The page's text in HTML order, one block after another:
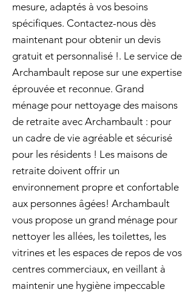
mesure, adaptés à vos besoins
spécifiques. Contactez-nous dès
maintenant pour obtenir un devis
gratuit et personnalisé !. Le service de
Archambault repose sur une expertise
éprouvée et reconnue. Grand
ménage pour nettoyage des maisons
de retraite avec Archambault : pour
un cadre de vie agréable et sécurisé
pour les résidents ! Les maisons de
retraite doivent offrir un
environnement propre et confortable
aux personnes âgées! Archambault
vous propose un grand ménage pour
nettoyer les allées, les toilettes, les
vitrines et les espaces de repos de vos
centres commerciaux, en veillant à
maintenir une hygiène impeccable